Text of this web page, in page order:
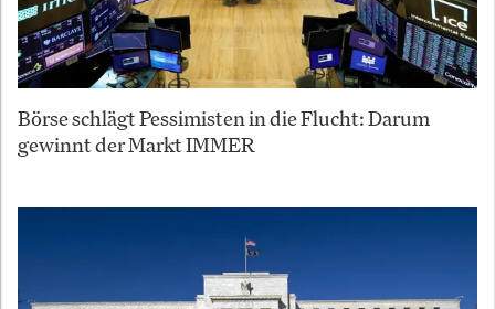
Börse schlägt Pessimisten in die Flucht: Darum
gewinnt der Markt IMMER